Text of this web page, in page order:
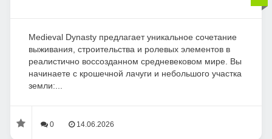
Medieval Dynasty предлагает уникальное сочетание
выживания, строительства и ролевых элементов в
реалистично воссозданном средневековом мире. Вы
начинаете с крошечной лачуги и небольшого участка
земли:...
0 14.06.2026